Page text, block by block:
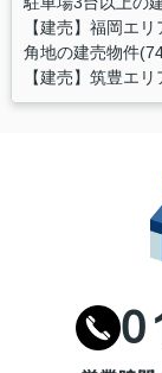
【建売】福岡エ
角地の建売物件
【建売】筑豊エ